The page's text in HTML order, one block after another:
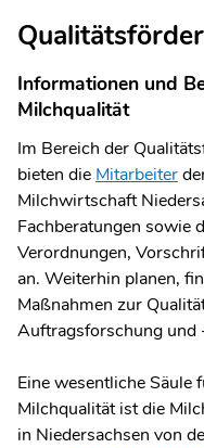
Informationen und
Milchqualität
Im Bereich der
bieten die Mitarbeiter
Milchwirtschaft
Fachberatungen sowie
Verordnungen,
an. Weiterhin planen,
Maßnahmen zur
Auftragsforschung und
Eine wesentliche Säule
Milchqualität ist die
in Niedersachsen von